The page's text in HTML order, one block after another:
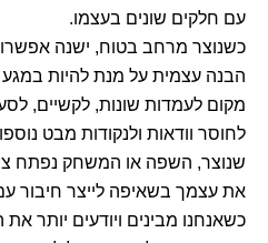
עם חלקים שונים בעצמו.
כשנוצר מרחב בטוח, ישנה
הבנה עצמית על מנת להיות במגע
מקום לעמדות שונות, לקשיים,
לחוסר וודאות ולנקודות מבט
שנוצר, השפה או המשחק נפתח
את עצמך בשאיפה לייצר חיבור
כשאנחנו מבינים ויודעים יותר